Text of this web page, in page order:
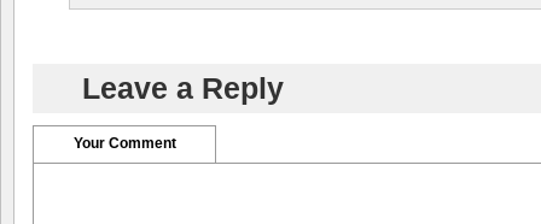
Leave a Reply
Your Comment